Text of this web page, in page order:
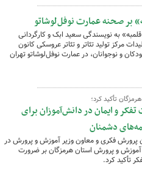
بر صحنه عمارت نوفل‌لوشاتو
به نویسندگی سعید ابک و کارگردانی
مرکز تولید تئاتر و تئاتر عروسکی کانون
و نوجوانان، در عمارت نوفل‌لوشاتو تهران
تأکید کرد؛
و ایمان در دانش‌آموزان برای
دشمنان
پرورش فکری و معاون وزیر آموزش و پرورش در
و پرورش استان هرمزگان بر ضرورت
تأکید کرد.